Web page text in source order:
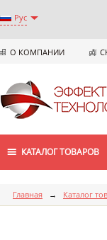
Рус
О КОМПАНИИ
КАТАЛОГ ТОВАРОВ
Главная → Каталог